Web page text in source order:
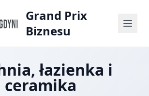
Grand Prix
Biznesu
łazienka i
ceramika